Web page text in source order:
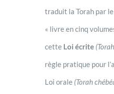
traduit la Torah par
« livre en cinq
cette Loi écrite
règle pratique pour
Loi orale (Torah